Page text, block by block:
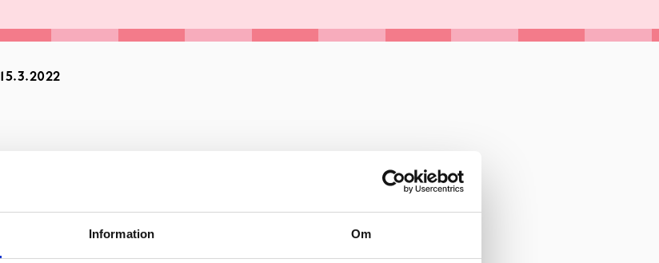
Information Om